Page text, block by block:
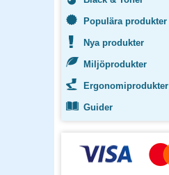
Populära produkter
Nya produkter
Miljöprodukter
Ergonomiprodukter
Guider